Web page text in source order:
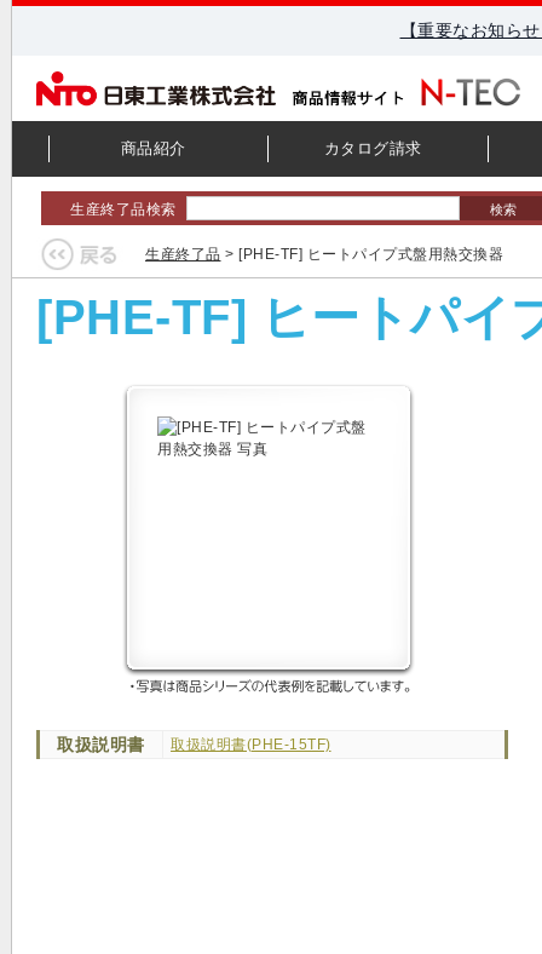
【重要なお知ら
商品紹介 カタログ請求
生産終了品検索 検索
生産終了品 > [PHE-TF] ヒートパイプ式盤用熱交換器
[PHE-TF] ヒートパイ
取扱説明書 取扱説明書(PHE-15TF)